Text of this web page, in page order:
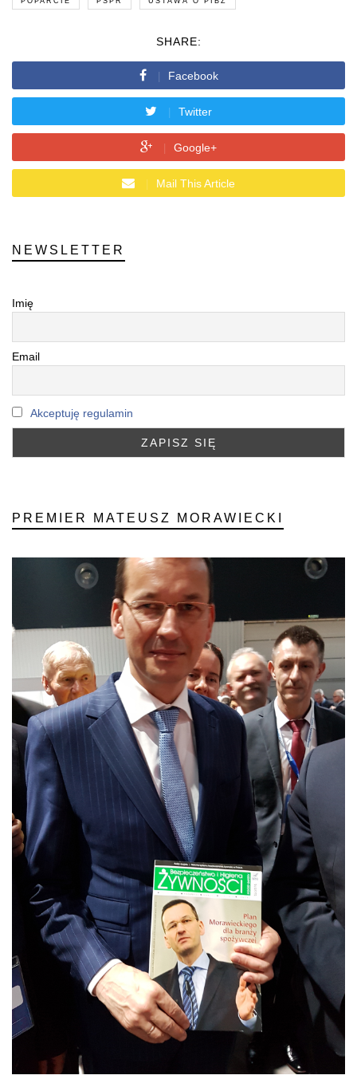
SHARE:
Facebook
Twitter
Google+
Mail This Article
NEWSLETTER
Imię
Email
Akceptuję regulamin
PREMIER MATEUSZ MORAWIECKI